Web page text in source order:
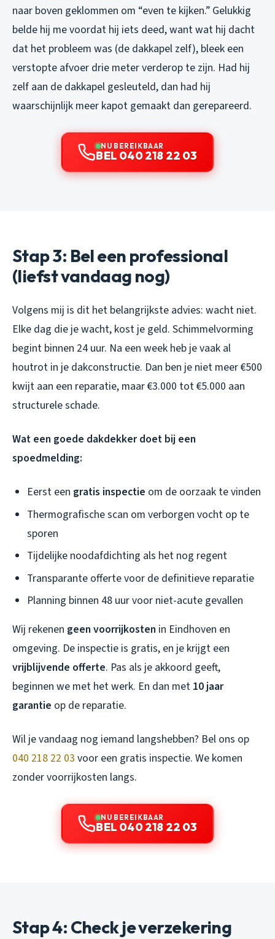
naar boven geklommen om “even te kijken.” Gelukkig
belde hij me voordat hij iets deed, want wat hij dacht
dat het probleem was (de dakkapel zelf), bleek een
verstopte afvoer drie meter verderop te zijn. Had hij
zelf aan de dakkapel gesleuteld, dan had hij
waarschijnlijk meer kapot gemaakt dan gerepareerd.
NU BEREIKBAAR
BEL 040 218 22 03
Stap 3: Bel een professional
(liefst vandaag nog)
Volgens mij is dit het belangrijkste advies: wacht niet.
Elke dag die je wacht, kost je geld. Schimmelvorming
begint binnen 24 uur. Na een week heb je vaak al
houtrot in je dakconstructie. Dan ben je niet meer €500
kwijt aan een reparatie, maar €3.000 tot €5.000 aan
structurele schade.
Wat een goede dakdekker doet bij een
spoedmelding:
Eerst een gratis inspectie om de oorzaak te vinden
Thermografische scan om verborgen vocht op te
sporen
Tijdelijke noodafdichting als het nog regent
Transparante offerte voor de definitieve reparatie
Planning binnen 48 uur voor niet-acute gevallen
Wij rekenen geen voorrijkosten in Eindhoven en
omgeving. De inspectie is gratis, en je krijgt een
vrijblijvende offerte. Pas als je akkoord geeft,
beginnen we met het werk. En dan met 10 jaar
garantie op de reparatie.
Wil je vandaag nog iemand langshebben? Bel ons op
040 218 22 03 voor een gratis inspectie. We komen
zonder voorrijkosten langs.
NU BEREIKBAAR
BEL 040 218 22 03
Stap 4: Check je verzekering